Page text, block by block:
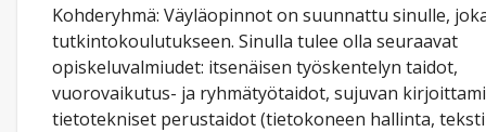
Kohderyhmä: Väyläopinnot on suunnattu sinulle,
tutkintokoulutukseen. Sinulla tulee olla seuraavat
opiskeluvalmiudet: itsenäisen työskentelyn taidot,
vuorovaikutus- ja ryhmätyötaidot, sujuvan
tietotekniset perustaidot (tietokoneen hallinta,